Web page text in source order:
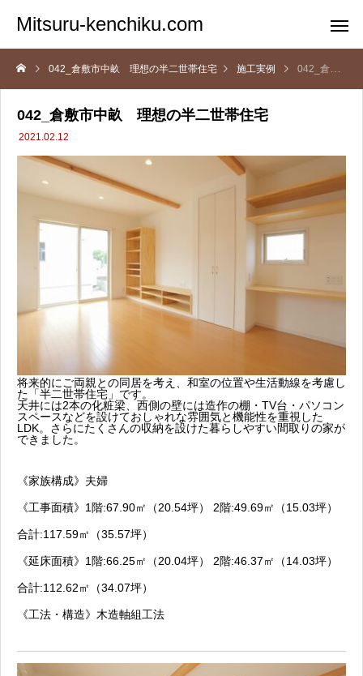
Mitsuru-kenchiku.com
042_倉敷市中畝 理想の半二世帯住宅 施工実例 042_倉敷市中畝 理想の半二世帯住宅
042_倉敷市中畝 理想の半二世帯住宅
2021.02.12
将来的にご両親との同居を考え、和室の位置や生活動線を考慮し
た「半二世帯住宅」です。
天井には2本の化粧梁、西側の壁には造作の棚・TV台・パソコン
スペースなどを設けておしゃれな雰囲気と機能性を重視した
LDK。さらにたくさんの収納を設けた暮らしやすい間取りの家が
できました。
《家族構成》夫婦
《工事面積》1階:67.90㎡（20.54坪） 2階:49.69㎡（15.03坪）
合計:117.59㎡（35.57坪）
《延床面積》1階:66.25㎡（20.04坪） 2階:46.37㎡（14.03坪）
合計:112.62㎡（34.07坪）
《工法・構造》木造軸組工法